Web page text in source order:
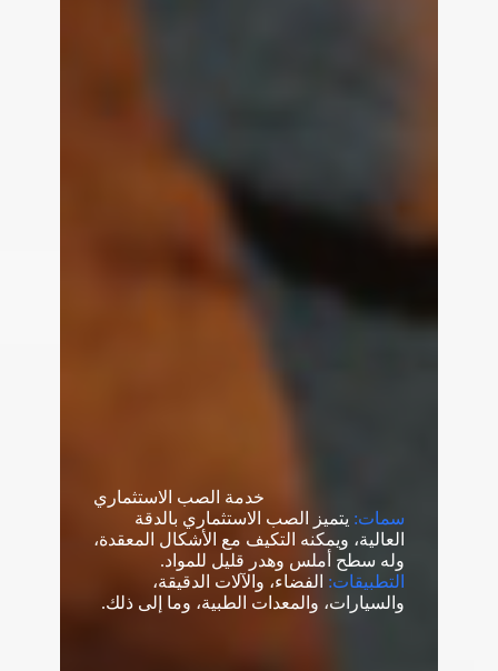
خدمة الصب الاستثماري
سمات: يتميز الصب الاستثماري بالدقة
العالية، ويمكنه التكيف مع الأشكال المعقدة،
وله سطح أملس وهدر قليل للمواد.
التطبيقات: الفضاء، والآلات الدقيقة،
والسيارات، والمعدات الطبية، وما إلى ذلك.